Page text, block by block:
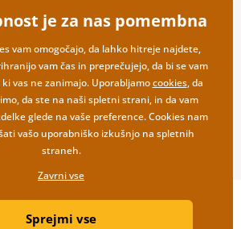
pogoji
Pogosto zastavljena vprašanja
Kontakti
Veleprodaja
©2019 © Dovido.si.
Litvanyi.sk| Spletno trgovino je ustvaril
je za nas pomembna
vam omogočajo, da lahko hitreje najdete,
vam čas in preprečujejo, da bi se vam
vas ne zanimajo. Uporabljamocookies, da
da ste na naši spletni strani, in da vam
glede na vaše preference. Cookies nam
vašo uporabniško izkušnjo na spletnih
straneh.
Zavrni vse
Sprejmi vse